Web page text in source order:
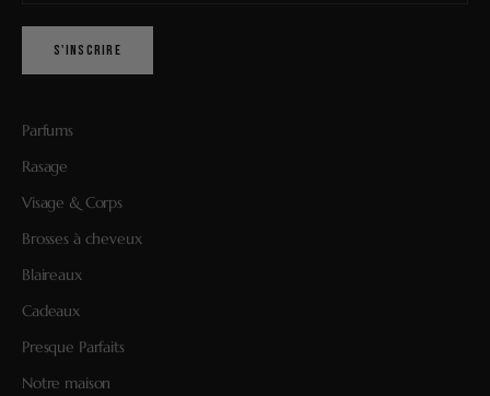
S'INSCRIRE
Parfums
Rasage
Visage & Corps
Brosses à cheveux
Blaireaux
Cadeaux
Presque Parfaits
Notre maison